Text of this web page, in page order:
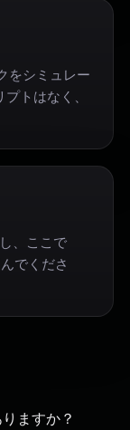
をシミュレー
トはなく、
、ここで
でくださ
ますか？